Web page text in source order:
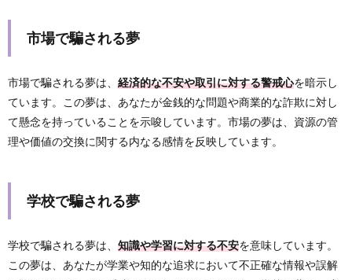
市場で騙される夢
市場で騙される夢は、 経済的な不安や取引に対する警戒心を暗示し
ています。この夢は、あなたが金銭的な問題や商業的な詐欺に対し
て懸念を持っていることを示唆しています。市場の夢は、資源の管
理や価値の交換に関する内なる感情を反映しています。
学校で騙される夢
学校で騙される夢は、 知識や学習に対する不安を意味しています。
この夢は、あなたが学業や知的な追求において不正確な情報や誤解